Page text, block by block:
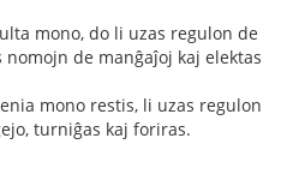
mono, do li uzas regulon de
de manĝaĵoj kaj elektas
mono restis, li uzas regulon
turniĝas kaj foriras.